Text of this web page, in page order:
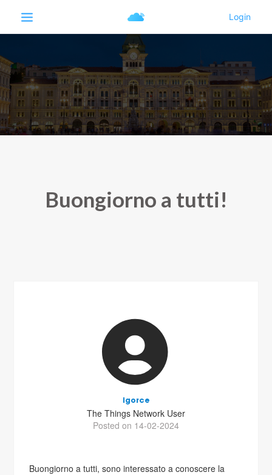
Buongiorno a tutti!
igorce
The Things Network User
Posted on 14-02-2024
Buongiorno a tutti, sono interessato a conoscere la